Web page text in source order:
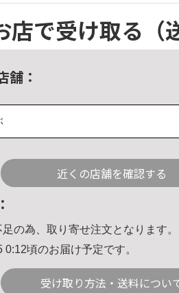
店で受け取る
舗：
近くの店舗を確認する
の為、取り寄せ注文となります。
0:12頃のお届け予定です。
受け取り方法・送料につい